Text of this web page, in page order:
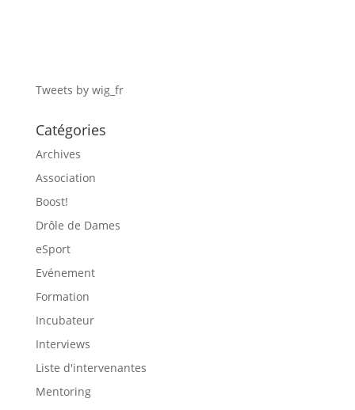
Tweets by wig_fr
Catégories
Archives
Association
Boost!
Drôle de Dames
eSport
Evénement
Formation
Incubateur
Interviews
Liste d'intervenantes
Mentoring